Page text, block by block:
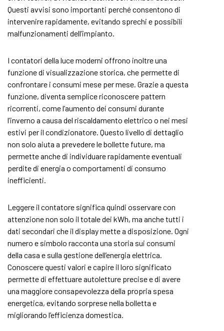
Questi avvisi sono importanti perché consentono di
intervenire rapidamente, evitando sprechi e possibili
malfunzionamenti dell’impianto.
I contatori della luce moderni offrono inoltre una
funzione di visualizzazione storica, che permette di
confrontare i consumi mese per mese. Grazie a questa
funzione, diventa semplice riconoscere pattern
ricorrenti, come l’aumento dei consumi durante
l’inverno a causa del riscaldamento elettrico o nei mesi
estivi per il condizionatore. Questo livello di dettaglio
non solo aiuta a prevedere le bollette future, ma
permette anche di individuare rapidamente eventuali
perdite di energia o comportamenti di consumo
inefficienti.
Leggere il contatore significa quindi osservare con
attenzione non solo il totale dei kWh, ma anche tutti i
dati secondari che il display mette a disposizione. Ogni
numero e simbolo racconta una storia sui consumi
della casa e sulla gestione dell’energia elettrica.
Conoscere questi valori e capire il loro significato
permette di effettuare autoletture precise e di avere
una maggiore consapevolezza della propria spesa
energetica, evitando sorprese nella bolletta e
migliorando l’efficienza domestica.